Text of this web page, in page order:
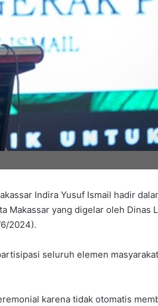
Indira Yusuf Ismail hadir
Makassar yang digelar oleh Dinas
2024).
seluruh elemen
karena tidak otomatis